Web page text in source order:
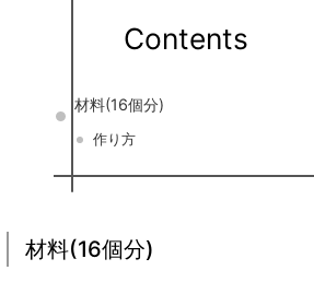
Contents
材料(16個分)
作り方
材料(16個分)